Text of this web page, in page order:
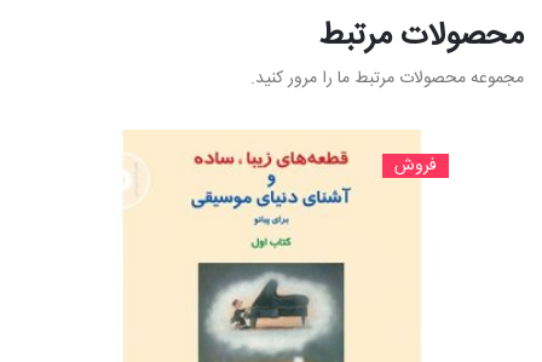
محصولات مرتبط
مجموعه محصولات مرتبط ما را مرور کنید.
فروش